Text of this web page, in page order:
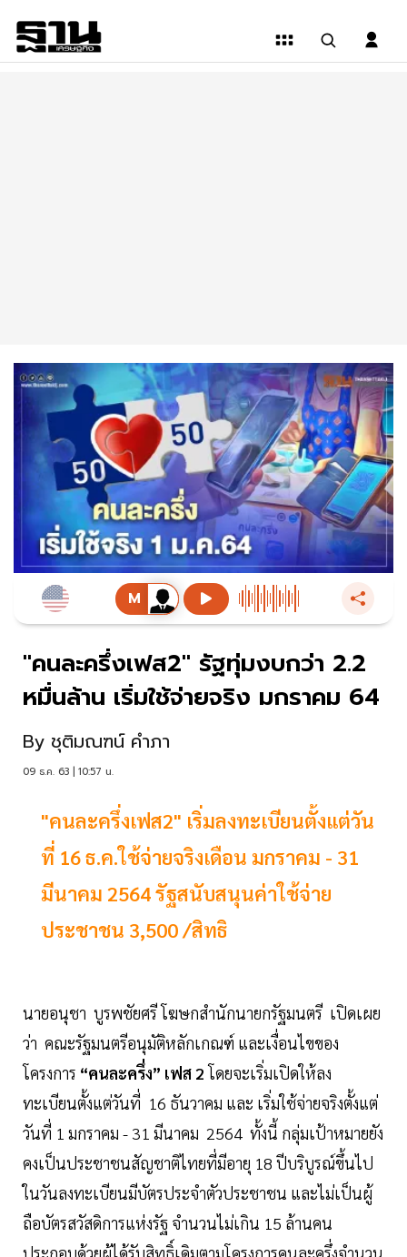
"คนละครึ่งเฟส2" รัฐทุ่มงบกว่า 2.2
หมื่นล้าน เริ่มใช้จ่ายจริง มกราคม 64
By ชุติมณฑน์ คำภา
09 ธ.ค. 63 | 10:57 น.
"คนละครึ่งเฟส2" เริ่มลงทะเบียนตั้งแต่วัน
ที่ 16 ธ.ค.ใช้จ่ายจริงเดือน มกราคม - 31
มีนาคม 2564 รัฐสนับสนุนค่าใช้จ่าย
ประชาชน 3,500 /สิทธิ
นายอนุชา บูรพชัยศรี โฆษกสำนักนายกรัฐมนตรี เปิดเผย
ว่า คณะรัฐมนตรีอนุมัติหลักเกณฑ์ และเงื่อนไขของ
โครงการ “คนละครึ่ง” เฟส 2โดยจะเริ่มเปิดให้ลง
ทะเบียนตั้งแต่วันที่ 16 ธันวาคม และ เริ่มใช้จ่ายจริงตั้งแต่
วันที่ 1 มกราคม - 31 มีนาคม 2564 ทั้งนี้ กลุ่มเป้าหมายยัง
คงเป็นประชาชนสัญชาติไทยที่มีอายุ 18 ปีบริบูรณ์ขึ้นไป
ในวันลงทะเบียนมีบัตรประจำตัวประชาชน และไม่เป็นผู้
ถือบัตรสวัสดิการแห่งรัฐ จำนวนไม่เกิน 15 ล้านคน